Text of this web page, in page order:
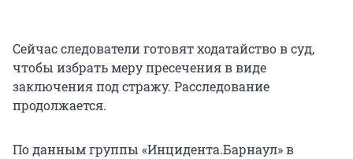
Сейчас следователи готовят ходатайство в суд,
чтобы избрать меру пресечения в виде
заключения под стражу. Расследование
продолжается.
По данным группы «Инцидента.Барнаул» в